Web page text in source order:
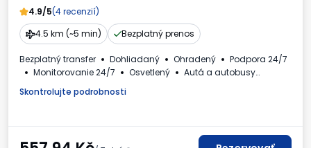
4.9/5(4 recenzií)
4.5 km (~5 min)
Bezplatný prenos
Bezplatný transfer Dohliadaný Ohradený
Podpora 24/7
Monitorovanie 24/7
Osvetlený
Autá a autobusy
Skontrolujte podrobnosti